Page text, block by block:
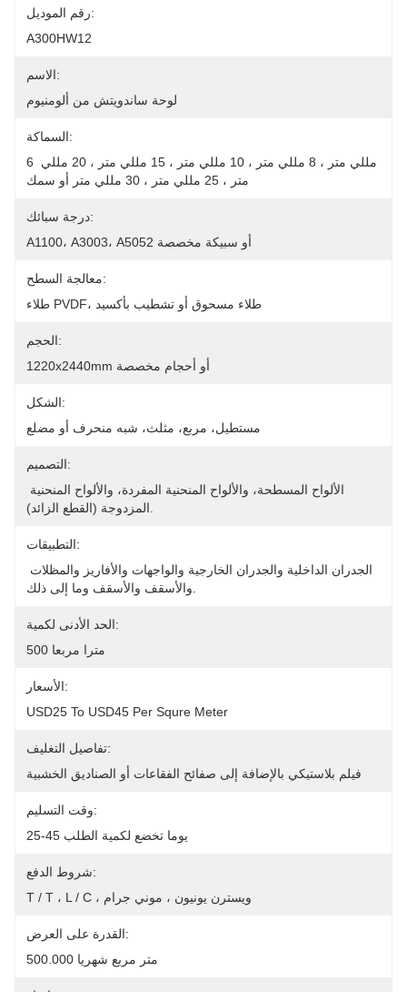
رقم الموديل:
A300HW12
الاسم:
لوحة ساندويتش من ألومنيوم
السماكة:
6 مللي متر ، 8 مللي متر ، 10 مللي متر ، 15 مللي متر ، 20 مللي
متر ، 25 مللي متر ، 30 مللي متر أو سمك
درجة سبائك:
A1100، A3003، A5052 أو سبيكة مخصصة
معالجة السطح:
طلاء PVDF، طلاء مسحوق أو تشطيب بأكسيد
الحجم:
1220x2440mm أو أحجام مخصصة
الشكل:
مستطيل، مربع، مثلث، شبه منحرف أو مضلع
التصميم:
التطبيقات:
الحد الأدنى لكمية:
500 مترا مربعا
الأسعار:
USD25 To USD45 Per Squre Meter
تفاصيل التغليف:
فيلم بلاستيكي بالإضافة إلى صفائح الفقاعات أو الصناديق الخشبية
وقت التسليم:
25-45 يوما تخضع لكمية الطلب
شروط الدفع:
T / T ، L / C ، ويسترن يونيون ، موني جرام
القدرة على العرض:
500.000 متر مربع شهريا